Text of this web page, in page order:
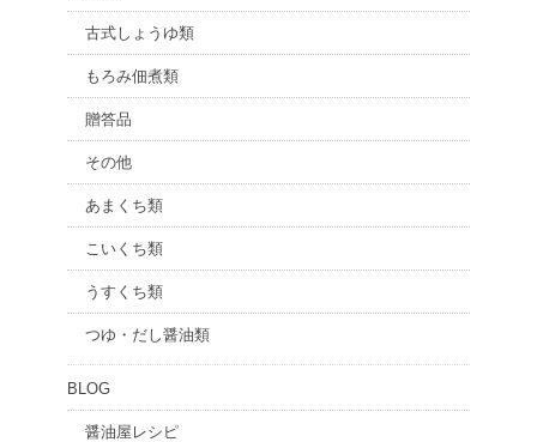
古式しょうゆ類
もろみ佃煮類
贈答品
その他
あまくち類
こいくち類
うすくち類
つゆ・だし醤油類
BLOG
醤油屋レシピ